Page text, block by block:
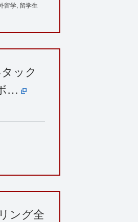
留学 留学生
ック
…
ング全